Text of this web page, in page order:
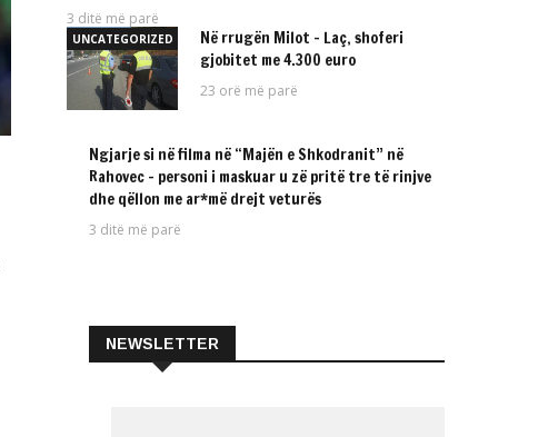
3 ditë më parë
UNCATEGORIZED
Në rrugën Milot – Laç, shoferi
gjobitet me 4.300 euro
23 orë më parë
UNCATEGORIZED
Ngjarje si në filma në “Majën e Shkodranit” në
Rahovec – personi i maskuar u zë pritë tre të rinjve
dhe qëllon me ar*më drejt veturës
3 ditë më parë
NEWSLETTER